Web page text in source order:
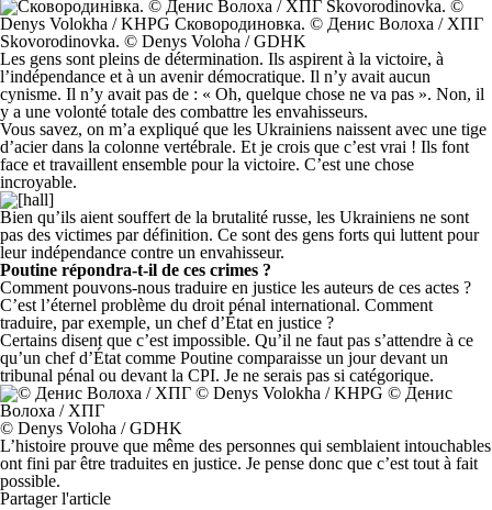
Skovorodinovka. © Denys Voloha / GDHK
Les gens sont pleins de détermination. Ils aspirent à la victoire, à
l’indépendance et à un avenir démocratique. Il n’y avait aucun
cynisme. Il n’y avait pas de : « Oh, quelque chose ne va pas ». Non, il
y a une volonté totale des combattre les envahisseurs.
Vous savez, on m’a expliqué que les Ukrainiens naissent avec une tige
d’acier dans la colonne vertébrale. Et je crois que c’est vrai ! Ils font
face et travaillent ensemble pour la victoire. C’est une chose
incroyable.
Bien qu’ils aient souffert de la brutalité russe, les Ukrainiens ne sont
pas des victimes par définition. Ce sont des gens forts qui luttent pour
leur indépendance contre un envahisseur.
Poutine répondra-t-il de ces crimes ?
Comment pouvons-nous traduire en justice les auteurs de ces actes ?
C’est l’éternel problème du droit pénal international. Comment
traduire, par exemple, un chef d’État en justice ?
Certains disent que c’est impossible. Qu’il ne faut pas s’attendre à ce
qu’un chef d’État comme Poutine comparaisse un jour devant un
tribunal pénal ou devant la CPI. Je ne serais pas si catégorique.
© Denys Voloha / GDHK
L’histoire prouve que même des personnes qui semblaient intouchables
ont fini par être traduites en justice. Je pense donc que c’est tout à fait
possible.
Partager l'article